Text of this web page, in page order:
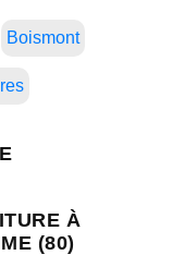
Boismont
À
(80)